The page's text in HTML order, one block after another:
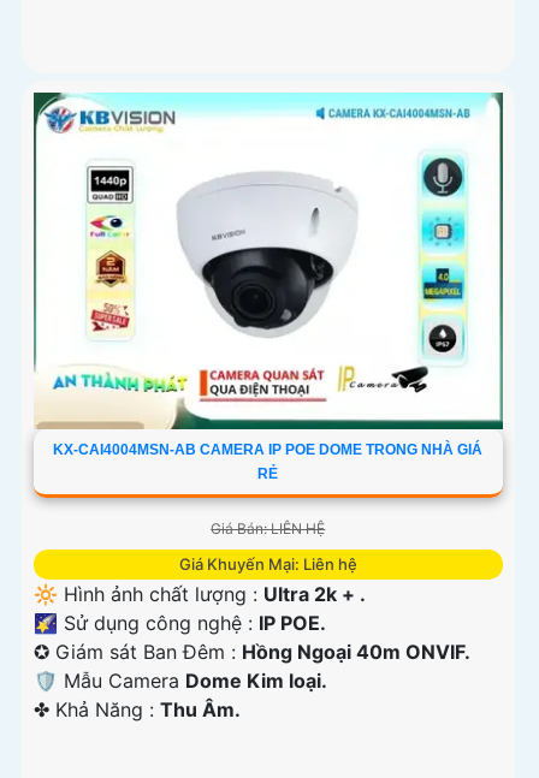
KX-CAI4004MSN-AB CAMERA IP POE DOME TRONG NHÀ GIÁ
RẺ
Giá Bán: LIÊN HỆ
Giá Khuyến Mại: Liên hệ
🔆 Hình ảnh chất lượng : Ultra 2k + .
🌠 Sử dụng công nghệ : IP POE.
✪ Giám sát Ban Đêm : Hồng Ngoại 40m ONVIF.
🛡 Mẫu Camera Dome Kim loại.
️✤ Khả Năng : Thu Âm.